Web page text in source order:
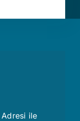
Adresi ile